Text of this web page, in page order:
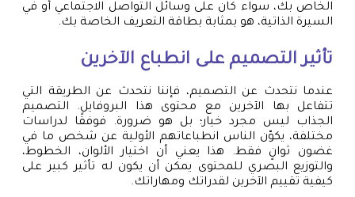
الخاص بك، سواء كان على وسائل التواصل الاجتماعي أو في
السيرة الذاتية، هو بمثابة بطاقة التعريف الخاصة بك.
تأثير التصميم على انطباع الآخرين
عندما نتحدث عن التصميم، فإننا نتحدث عن الطريقة التي
تتفاعل بها الآخرين مع محتوى هذا البروفايل. التصميم
الجذاب ليس مجرد خيار؛ بل هو ضرورة. فوفقًا لدراسات
مختلفة، يكوّن الناس انطباعاتهم الأولية عن شخص ما في
غضون ثوانٍ فقط. هذا يعني أن اختيار الألوان، الخطوط،
والتوزيع البصري للمحتوى يمكن أن يكون له تأثير كبير على
كيفية تقييم الآخرين لقدراتك ومهاراتك.